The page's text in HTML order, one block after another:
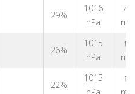
29%
1016
hPa
↑
m/s
26%
1015
hPa
↑
m/s
22%
1015
↑